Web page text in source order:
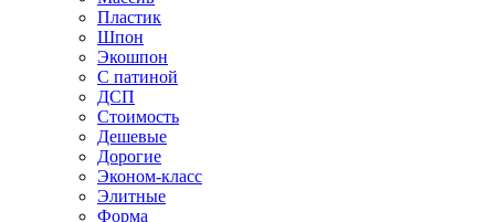
Пластик
Шпон
Экошпон
С патиной
ДСП
Стоимость
Дешевые
Дорогие
Эконом-класс
Элитные
Форма